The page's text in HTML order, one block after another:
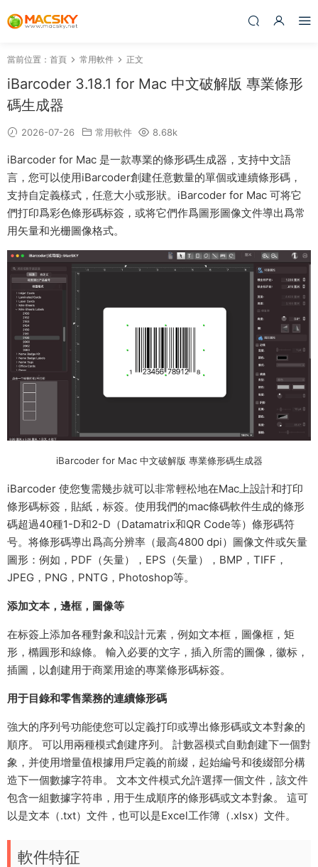
當前位置： 首頁 常用軟件 正文
iBarcoder 3.18.1 for Mac 中文破解版 專業條形
碼生成器
2026-07-26 常用軟件 8.68k
iBarcoder for Mac 是一款專業的條形碼生成器，支持中文語
言，您可以使用iBarcoder創建任意數量的單個或連續條形碼，
支持自定義樣式，任意大小或形狀。iBarcoder for Mac 可将它
們打印爲彩色條形碼标簽，或将它們作爲圖形圖像文件導出爲常
用矢量和光栅圖像格式。
iBarcoder for Mac 中文破解版 專業條形碼生成器
iBarcoder 使您隻需幾步就可以非常輕松地在Mac上設計和打印
條形碼标簽，貼紙，标簽。使用我們的mac條碼軟件生成的條形
碼超過40種1-D和2-D（Datamatrix和QR Code等）條形碼符
号。将條形碼導出爲高分辨率（最高4800 dpi）圖像文件或矢量
圖形：例如，PDF（矢量），EPS（矢量），BMP，TIFF，
JPEG，PNG，PNTG，Photoshop等。
添加文本，邊框，圖像等
在标簽上添加各種對象和設計元素，例如文本框，圖像框，矩
形，橢圓形和線條。 輸入必要的文字，插入所需的圖像，徽标，
插圖，以創建用于商業用途的專業條形碼标簽。
用于目錄和零售業務的連續條形碼
強大的序列号功能使您可以定義打印或導出條形碼或文本對象的
順序。 可以用兩種模式創建序列。 計數器模式自動創建下一個對
象，并使用增量值根據用戶定義的前綴，起始編号和後綴部分構
造下一個數據字符串。 文本文件模式允許選擇一個文件，該文件
包含一組數據字符串，用于生成順序的條形碼或文本對象。 這可
以是文本（.txt）文件，也可以是Excel工作簿（.xlsx）文件。
軟件特征